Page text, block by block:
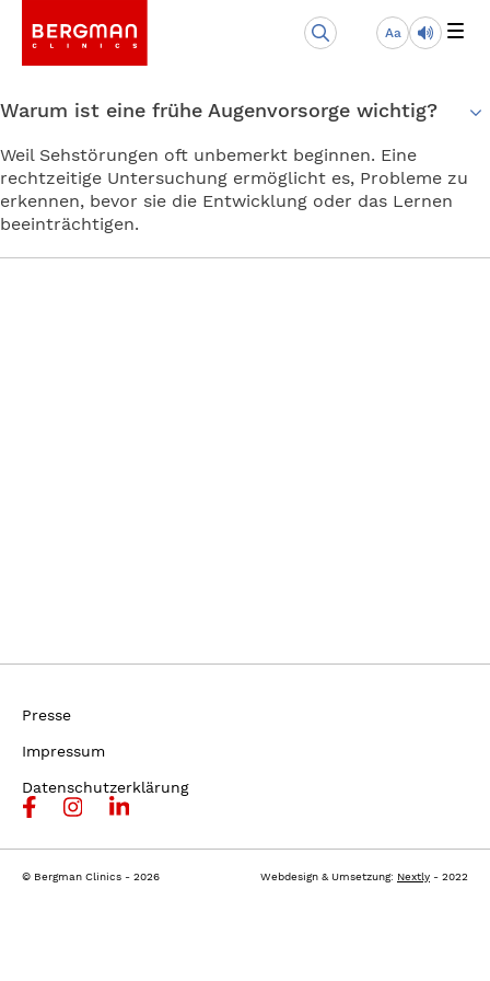
Aa
Warum ist eine frühe Augenvorsorge wichtig?
Weil Sehstörungen oft unbemerkt beginnen. Eine
rechtzeitige Untersuchung ermöglicht es, Probleme zu
erkennen, bevor sie die Entwicklung oder das Lernen
beeinträchtigen.
Presse
Impressum
Datenschutzerklärung
© Bergman Clinics - 2026 Webdesign & Umsetzung: Nextly - 2022